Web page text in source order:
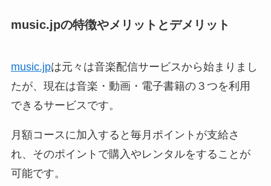
music.jpの特徴やメリットとデメリット
music.jpは元々は音楽配信サービスから始まりまし
たが、現在は音楽・動画・電子書籍の３つを利用
できるサービスです。
月額コースに加入すると毎月ポイントが支給さ
れ、そのポイントで購入やレンタルをすることが
可能です。